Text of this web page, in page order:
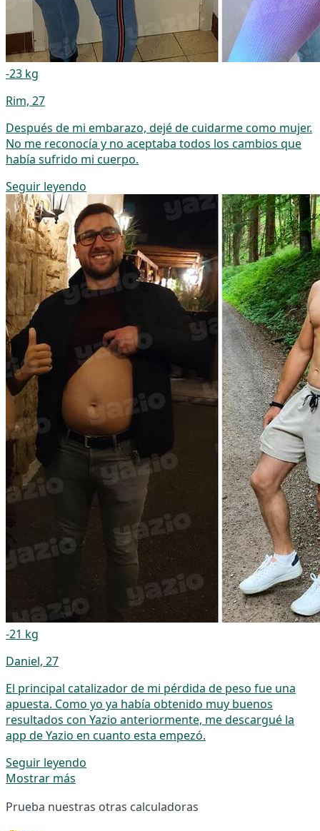
-23 kg
Rim, 27
Después de mi embarazo, dejé de cuidarme como mujer.
No me reconocía y no aceptaba todos los cambios que
había sufrido mi cuerpo.
Seguir leyendo
-21 kg
Daniel, 27
El principal catalizador de mi pérdida de peso fue una
apuesta. Como yo ya había obtenido muy buenos
resultados con Yazio anteriormente, me descargué la
app de Yazio en cuanto esta empezó.
Seguir leyendo
Mostrar más
Prueba nuestras otras calculadoras